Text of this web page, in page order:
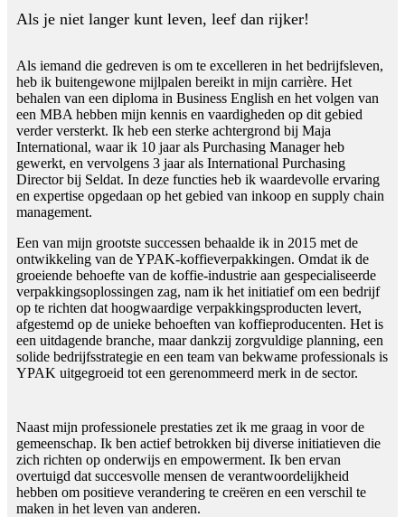
Als je niet langer kunt leven, leef dan rijker!
Als iemand die gedreven is om te excelleren in het bedrijfsleven,
heb ik buitengewone mijlpalen bereikt in mijn carrière. Het
behalen van een diploma in Business English en het volgen van
een MBA hebben mijn kennis en vaardigheden op dit gebied
verder versterkt. Ik heb een sterke achtergrond bij Maja
International, waar ik 10 jaar als Purchasing Manager heb
gewerkt, en vervolgens 3 jaar als International Purchasing
Director bij Seldat. In deze functies heb ik waardevolle ervaring
en expertise opgedaan op het gebied van inkoop en supply chain
management.
Een van mijn grootste successen behaalde ik in 2015 met de
ontwikkeling van de YPAK-koffieverpakkingen. Omdat ik de
groeiende behoefte van de koffie-industrie aan gespecialiseerde
verpakkingsoplossingen zag, nam ik het initiatief om een ​​bedrijf
op te richten dat hoogwaardige verpakkingsproducten levert,
afgestemd op de unieke behoeften van koffieproducenten. Het is
een uitdagende branche, maar dankzij zorgvuldige planning, een
solide bedrijfsstrategie en een team van bekwame professionals is
YPAK uitgegroeid tot een gerenommeerd merk in de sector.
Naast mijn professionele prestaties zet ik me graag in voor de
gemeenschap. Ik ben actief betrokken bij diverse initiatieven die
zich richten op onderwijs en empowerment. Ik ben ervan
overtuigd dat succesvolle mensen de verantwoordelijkheid
hebben om positieve verandering te creëren en een verschil te
maken in het leven van anderen.